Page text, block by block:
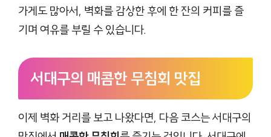
가게도 많아서, 벽화를 감상한 후에 한 잔의 커피를 즐
기며 여유를 부릴 수 있습니다.
서대구의 매콤한 무침회 맛집
이제 벽화 거리를 보고 나왔다면, 다음 코스는 서대구의